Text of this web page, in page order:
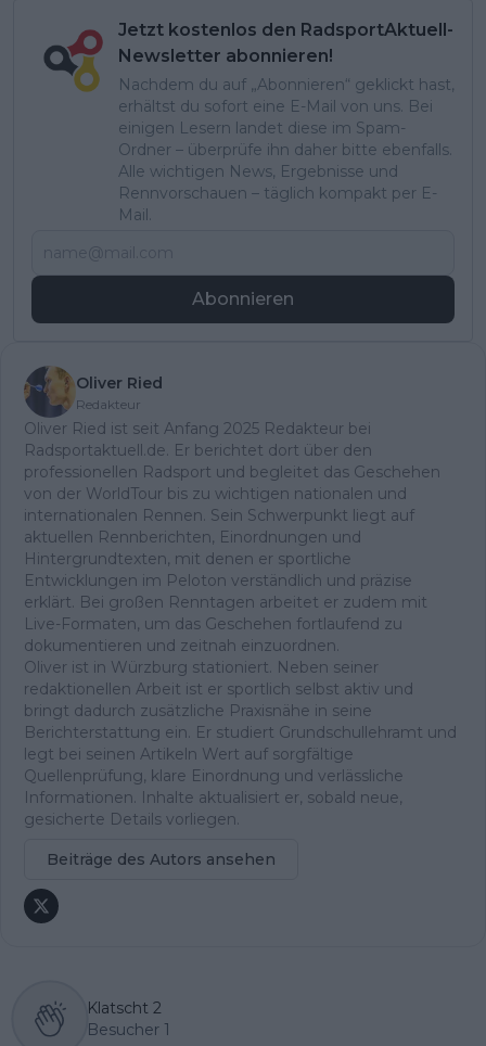
Jetzt kostenlos den RadsportAktuell-
Newsletter abonnieren!
Nachdem du auf „Abonnieren“ geklickt hast,
erhältst du sofort eine E-Mail von uns. Bei
einigen Lesern landet diese im Spam-
Ordner – überprüfe ihn daher bitte ebenfalls.
Alle wichtigen News, Ergebnisse und
Rennvorschauen – täglich kompakt per E-
Mail.
Abonnieren
Oliver Ried
Redakteur
Oliver Ried ist seit Anfang 2025 Redakteur bei
Radsportaktuell.de. Er berichtet dort über den
professionellen Radsport und begleitet das Geschehen
von der WorldTour bis zu wichtigen nationalen und
internationalen Rennen. Sein Schwerpunkt liegt auf
aktuellen Rennberichten, Einordnungen und
Hintergrundtexten, mit denen er sportliche
Entwicklungen im Peloton verständlich und präzise
erklärt. Bei großen Renntagen arbeitet er zudem mit
Live-Formaten, um das Geschehen fortlaufend zu
dokumentieren und zeitnah einzuordnen.
Oliver ist in Würzburg stationiert. Neben seiner
redaktionellen Arbeit ist er sportlich selbst aktiv und
bringt dadurch zusätzliche Praxisnähe in seine
Berichterstattung ein. Er studiert Grundschullehramt und
legt bei seinen Artikeln Wert auf sorgfältige
Quellenprüfung, klare Einordnung und verlässliche
Informationen. Inhalte aktualisiert er, sobald neue,
gesicherte Details vorliegen.
Beiträge des Autors ansehen
Klatscht 2
Besucher 1